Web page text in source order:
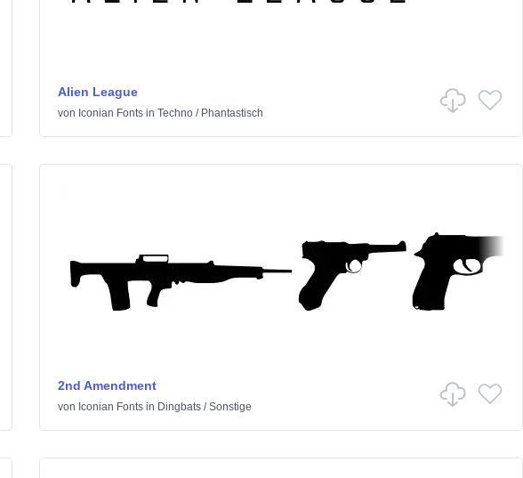
Alien League
von Iconian Fontsin Techno/ Phantastisch
2nd Amendment
von Iconian Fontsin Dingbats/Sonstige